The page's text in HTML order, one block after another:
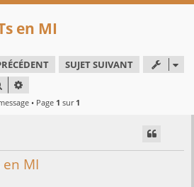
c
e
en MI
SUJET SUIVANT
RECHERCHER
• Page 1 sur 1
MI